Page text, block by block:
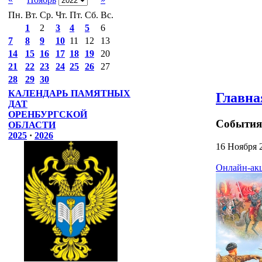
Пн. Вт. Ср. Чт. Пт. Сб. Вс.
1
2 3 4 5
6
7
8 9 10 11 12
13
14
15 16 17 18 19
20
21
22 23 24 25 26
27
28
29 30
КАЛЕНДАРЬ ПАМЯТНЫХ
ДАТ
ОРЕНБУРГСКОЙ
ОБЛАСТИ
2025 · 2026
16 Ноября
Онлайн-